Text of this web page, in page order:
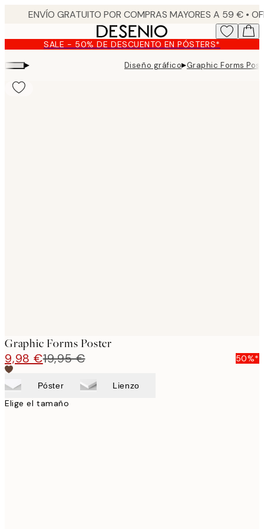
content.SALE - 50% DE DESCUENTO EN PÓSTERS*
▸ Diseño gráfico▸Graphic Forms
Graphic Forms Poster
9,98 €19,95 € 50%*
Póster Lienzo
Elige el tamaño